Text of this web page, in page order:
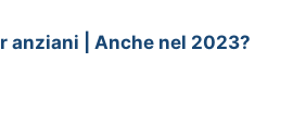
anziani | Anche nel 2023?